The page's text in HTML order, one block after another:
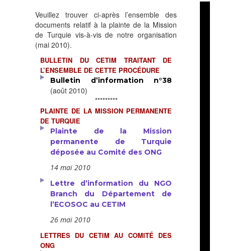
Veuillez trouver ci-après l’ensemble des
documents relatif à la plainte de la Mission
de Turquie vis-à-vis de notre organisation
(mai 2010).
BULLETIN DU CETIM TRAITANT DE
L’ENSEMBLE DE CETTE PROCÉDURE
Bulletin d’information n°38
(août 2010)
*********
PLAINTE DE LA MISSION PERMANENTE
DE TURQUIE
Plainte de la Mission
permanente de Turquie
déposée au Comité des ONG
14 mai 2010
Lettre d’information du NGO
Branch du Département de
l’ECOSOC au CETIM
26 mai 2010
LETTRES DU CETIM AU COMITÉ DES
ONG